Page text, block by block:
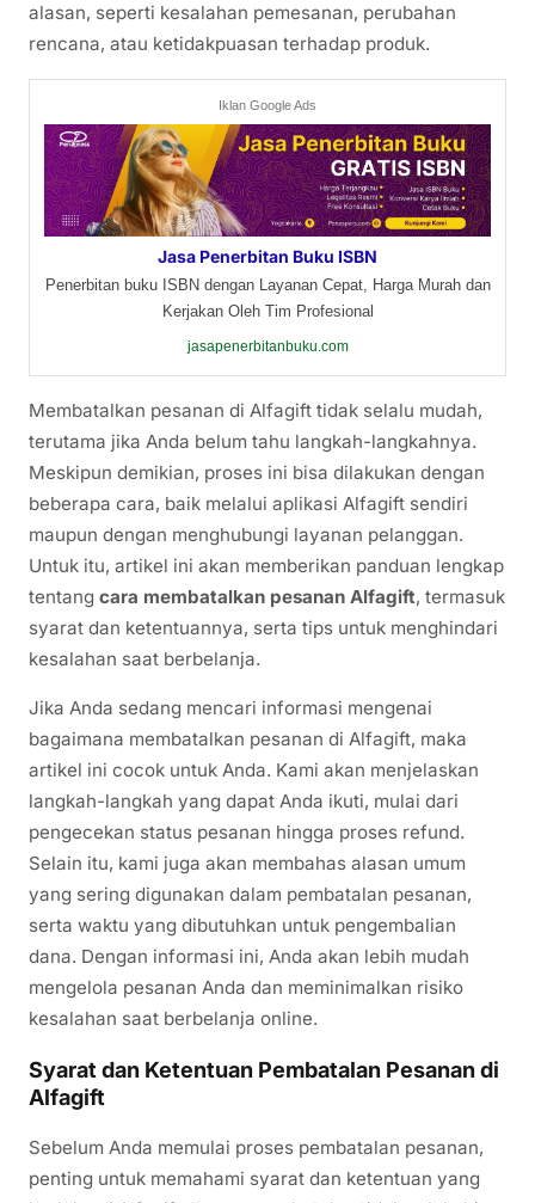
alasan, seperti kesalahan pemesanan, perubahan
rencana, atau ketidakpuasan terhadap produk.
Iklan Google Ads
Jasa Penerbitan Buku ISBN
Penerbitan buku ISBN dengan Layanan Cepat, Harga Murah dan
Kerjakan Oleh Tim Profesional
jasapenerbitanbuku.com
Membatalkan pesanan di Alfagift tidak selalu mudah,
terutama jika Anda belum tahu langkah-langkahnya.
Meskipun demikian, proses ini bisa dilakukan dengan
beberapa cara, baik melalui aplikasi Alfagift sendiri
maupun dengan menghubungi layanan pelanggan.
Untuk itu, artikel ini akan memberikan panduan lengkap
tentang cara membatalkan pesanan Alfagift, termasuk
syarat dan ketentuannya, serta tips untuk menghindari
kesalahan saat berbelanja.
Jika Anda sedang mencari informasi mengenai
bagaimana membatalkan pesanan di Alfagift, maka
artikel ini cocok untuk Anda. Kami akan menjelaskan
langkah-langkah yang dapat Anda ikuti, mulai dari
pengecekan status pesanan hingga proses refund.
Selain itu, kami juga akan membahas alasan umum
yang sering digunakan dalam pembatalan pesanan,
serta waktu yang dibutuhkan untuk pengembalian
dana. Dengan informasi ini, Anda akan lebih mudah
mengelola pesanan Anda dan meminimalkan risiko
kesalahan saat berbelanja online.
Syarat dan Ketentuan Pembatalan Pesanan di
Alfagift
Sebelum Anda memulai proses pembatalan pesanan,
penting untuk memahami syarat dan ketentuan yang